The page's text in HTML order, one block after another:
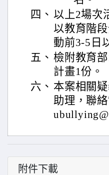
四、 以上2場次
以教育階
動前3-5日
五、 檢附教育
計畫1份。
六、 本案相關
助理，聯
附件下載